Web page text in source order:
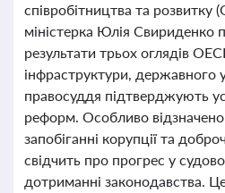
співробітництва та
міністерка Юлія Свириденко
результати трьох оглядів
інфраструктури, державного
правосуддя підтверджують
реформ. Особливо відзначено
запобіганні корупції та
свідчить про прогрес у
дотриманні законодавства.